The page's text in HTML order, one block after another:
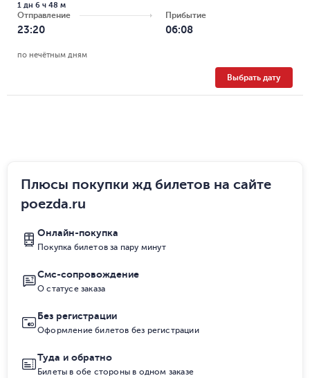
Отправление
23:20
1 дн 6 ч 48 м
Прибытие
06:08
по нечётным дням
Выбрать дату
Плюсы покупки жд билетов на сайте
poezda.ru
Онлайн-покупка
Покупка билетов за пару минут
Смс-сопровождение
О статусе заказа
Без регистрации
Оформление билетов без регистрации
Туда и обратно
Билеты в обе стороны в одном заказе